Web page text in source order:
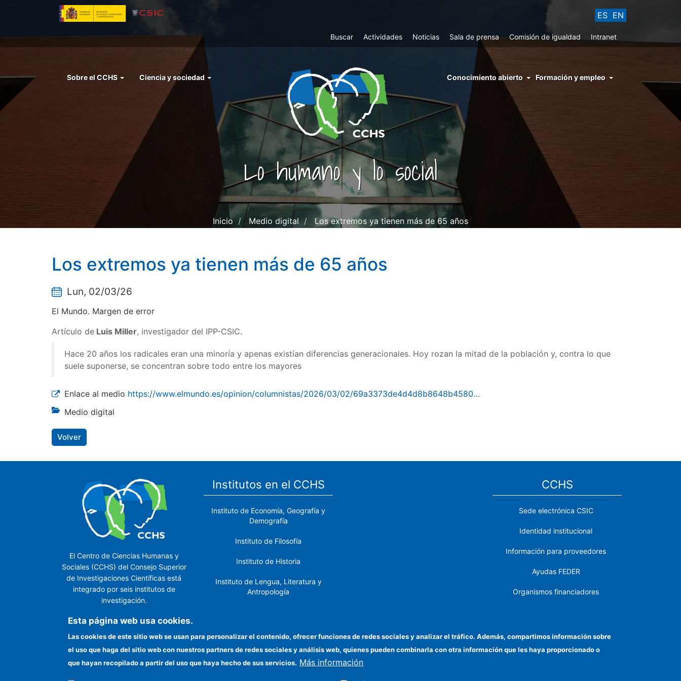
principal
ES EN
Top
Buscar Actividades Noticias Sala de prensa Comisión de igualdad Intranet
Menu
Sobre el CCHS Ciencia y sociedad
menu
conocimiento
abierto
Conocimiento abierto Formación y empleo
Lo humano y lo social
Inicio Medio digital Los extremos ya tienen más de 65 años
Los extremos ya tienen más de 65 años
Lun, 02/03/26
El Mundo. Margen de error
Artículo de Luis Miller, investigador del IPP-CSIC.
Hace 20 años los radicales eran una minoría y apenas existían diferencias generacionales. Hoy rozan la mitad de la población y, contra lo que
suele suponerse, se concentran sobre todo entre los mayores
Enlace al medio https://www.elmundo.es/opinion/columnistas/2026/03/02/69a3373de4d4d8b8648b4580…
Medio digital
Volver
El Centro de Ciencias Humanas y
Sociales (CCHS) del Consejo Superior
de Investigaciones Científicas está
integrado por seis institutos de
investigación.
Institutos en el CCHS
Instituto de Economía, Geografía y
Demografía
Instituto de Filosofía
Instituto de Historia
Instituto de Lengua, Literatura y
Antropología
Próximo
Instituto de Políticas y Bienes
Públicos
CCHS
Sede electrónica CSIC
Identidad institucional
Información para proveedores
Ayudas FEDER
Organismos financiadores
Cómo llegar
Esta página web usa cookies.
Las cookies de este sitio web se usan para personalizar el contenido, ofrecer funciones de redes sociales y analizar el tráfico. Además, compartimos información sobre
el uso que haga del sitio web con nuestros partners de redes sociales y análisis web, quienes pueden combinarla con otra información que les haya proporcionado o
que hayan recopilado a partir del uso que haya hecho de sus servicios. Más información